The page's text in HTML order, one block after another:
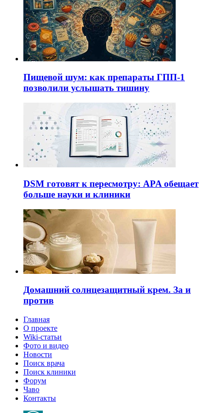
Пищевой шум: как препараты ГПП-1
позволили услышать тишину
DSM готовят к пересмотру: APA обещает
больше науки и клиники
Домашний солнцезащитный крем. За и
против
Главная
О проекте
Wiki-статьи
Фото и видео
Новости
Поиск врача
Поиск клиники
Форум
Чаво
Контакты